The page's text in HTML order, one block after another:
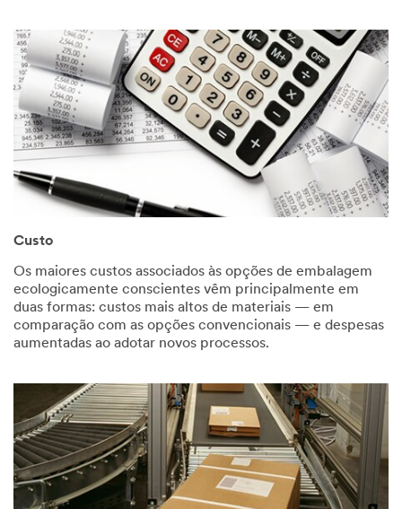
Custo
Os maiores custos associados às opções de embalagem
ecologicamente conscientes vêm principalmente em
duas formas: custos mais altos de materiais — em
comparação com as opções convencionais — e despesas
aumentadas ao adotar novos processos.